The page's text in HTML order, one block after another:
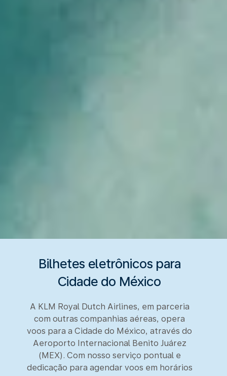
Bilhetes eletrônicos para
Cidade do México
A KLM Royal Dutch Airlines, em parceria
com outras companhias aéreas, opera
voos para a Cidade do México, através do
Aeroporto Internacional Benito Juárez
(MEX). Com nosso serviço pontual e
dedicação para agendar voos em horários